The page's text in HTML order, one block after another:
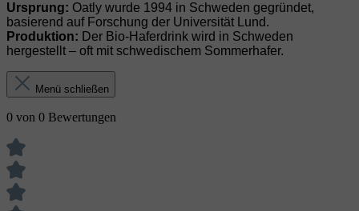
Ursprung: Oatly wurde 1994 in Schweden gegründet,
basierend auf Forschung der Universität Lund.
Produktion: Der Bio‑Haferdrink wird in Schweden
hergestellt – oft mit schwedischem Sommerhafer.
Menü schließen
0 von 0 Bewertungen